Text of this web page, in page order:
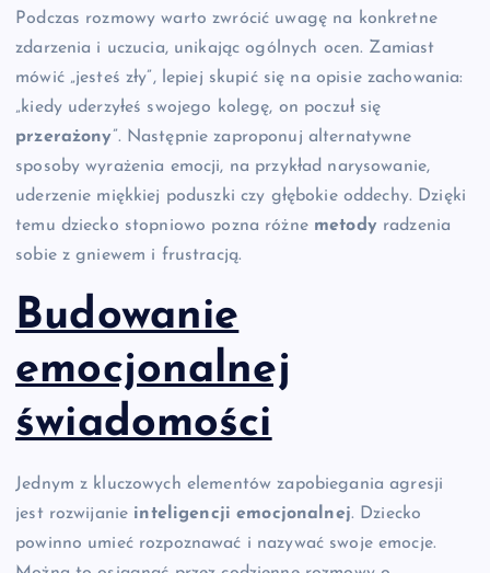
Podczas rozmowy warto zwrócić uwagę na konkretne
zdarzenia i uczucia, unikając ogólnych ocen. Zamiast
mówić „jesteś zły”, lepiej skupić się na opisie zachowania:
„kiedy uderzyłeś swojego kolegę, on poczuł się
przerażony”. Następnie zaproponuj alternatywne
sposoby wyrażenia emocji, na przykład narysowanie,
uderzenie miękkiej poduszki czy głębokie oddechy. Dzięki
temu dziecko stopniowo pozna różne metodyradzenia
sobie z gniewem i frustracją.
Budowanie
emocjonalnej
świadomości
Jednym z kluczowych elementów zapobiegania agresji
jest rozwijanie inteligencji emocjonalnej. Dziecko
powinno umieć rozpoznawać i nazywać swoje emocje.